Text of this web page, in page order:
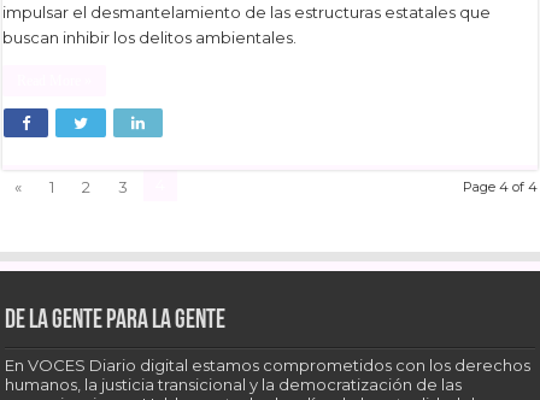
impulsar el desmantelamiento de las estructuras estatales que
buscan inhibir los delitos ambientales.
Page 4 of 4
« 1 2 3
De la gente para la gente
En VOCES Diario digital estamos comprometidos con los derechos
humanos, la justicia transicional y la democratización de las